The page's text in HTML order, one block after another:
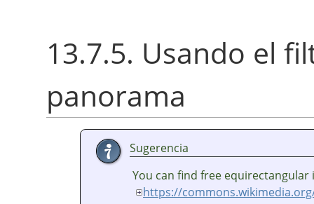
13.7.5. Usando el
panorama
Sugerencia
You can find free equirectangular
https://